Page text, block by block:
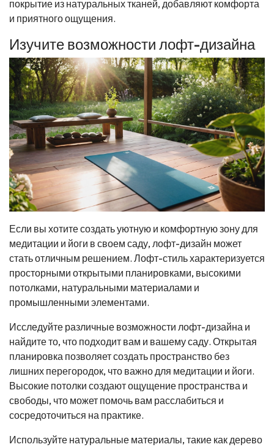
покрытие из натуральных тканей, добавляют комфорта
и приятного ощущения.
Изучите возможности лофт-дизайна
Если вы хотите создать уютную и комфортную зону для
медитации и йоги в своем саду, лофт-дизайн может
стать отличным решением. Лофт-стиль характеризуется
просторными открытыми планировками, высокими
потолками, натуральными материалами и
промышленными элементами.
Исследуйте различные возможности лофт-дизайна и
найдите то, что подходит вам и вашему саду. Открытая
планировка позволяет создать пространство без
лишних перегородок, что важно для медитации и йоги.
Высокие потолки создают ощущение пространства и
свободы, что может помочь вам расслабиться и
сосредоточиться на практике.
Используйте натуральные материалы, такие как дерево